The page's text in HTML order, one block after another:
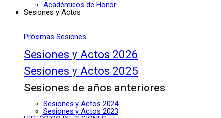
Académicos de Honor
Sesiones y Actos
Próximas Sesiones
Sesiones y Actos 2026
Sesiones y Actos 2025
Sesiones de años anteriores
Sesiones y Actos 2024
Sesiones y Actos 2023